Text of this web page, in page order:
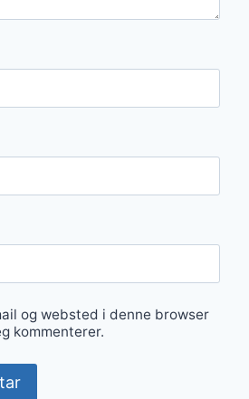
og websted i denne browser
kommenterer.